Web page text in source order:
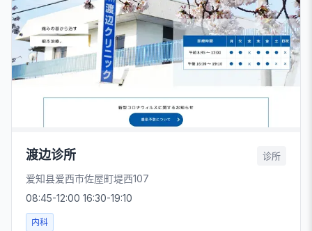
渡边诊所 诊所
爱知县爱西市佐屋町堤西107
08:45-12:00 16:30-19:10
内科